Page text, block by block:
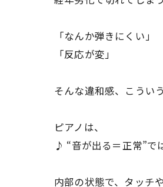
「なんか弾きにくい」
「反応が変」
そんな違和感、こうい
ピアノは、
♪ “音が出る＝正常”で
内部の状態で、タッチ